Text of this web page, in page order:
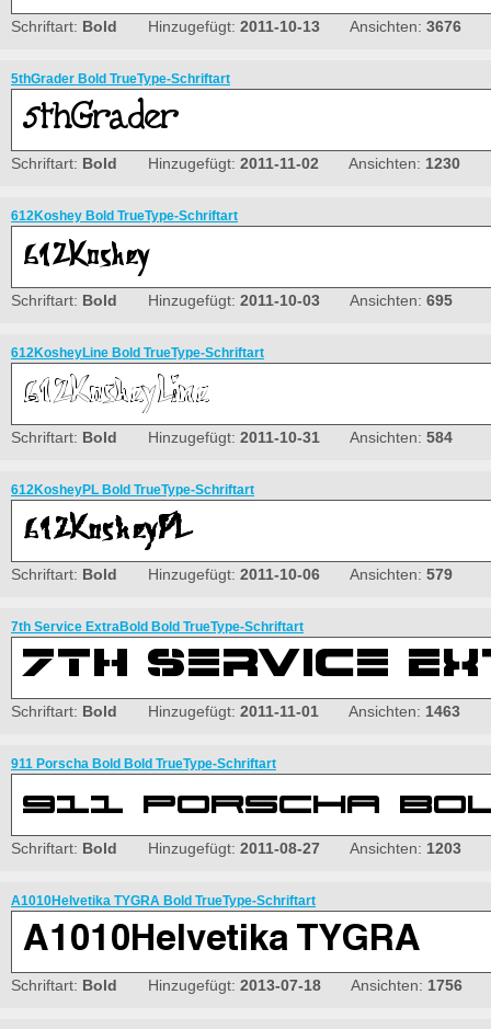
Schriftart: Bold Hinzugefügt: 2011-10-13 Ansichten: 3676
5thGrader Bold TrueType-Schriftart
Schriftart: Bold Hinzugefügt: 2011-11-02 Ansichten: 1230
612Koshey Bold TrueType-Schriftart
Schriftart: Bold Hinzugefügt: 2011-10-03 Ansichten: 695
612KosheyLine Bold TrueType-Schriftart
Schriftart: Bold Hinzugefügt: 2011-10-31 Ansichten: 584
612KosheyPL Bold TrueType-Schriftart
Schriftart: Bold Hinzugefügt: 2011-10-06 Ansichten: 579
7th Service ExtraBold Bold TrueType-Schriftart
Schriftart: Bold Hinzugefügt: 2011-11-01 Ansichten: 1463
911 Porscha Bold Bold TrueType-Schriftart
Schriftart: Bold Hinzugefügt: 2011-08-27 Ansichten: 1203
A1010Helvetika TYGRA Bold TrueType-Schriftart
Schriftart: Bold Hinzugefügt: 2013-07-18 Ansichten: 1756